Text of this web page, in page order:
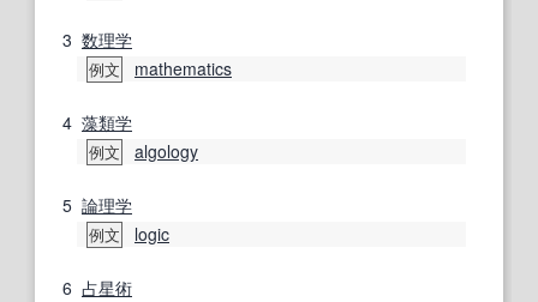
3 数理学
例文 mathematics
4 藻類学
例文 algology
5 論理学
例文 logic
6 占星術